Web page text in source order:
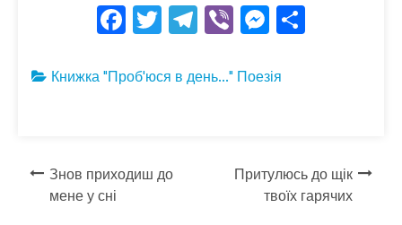
F
e
o
k
T
itt
T
e
Vi
er
M
se
er
Книжка "Проб'юся в день..." Поезія
Навігація
Знов приходиш до
мене у сні
Притулюсь до щік
твоїх гарячих